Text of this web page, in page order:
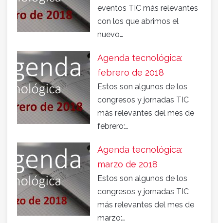
eventos TIC más relevantes
con los que abrimos el
nuevo…
Agenda tecnológica:
febrero de 2018
Estos son algunos de los
congresos y jornadas TIC
más relevantes del mes de
febrero:…
Agenda tecnológica:
marzo de 2018
Estos son algunos de los
congresos y jornadas TIC
más relevantes del mes de
marzo:…